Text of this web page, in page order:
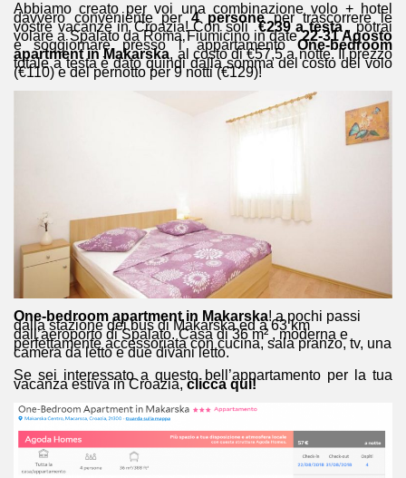
Abbiamo creato per voi una combinazione volo + hotel
davvero conveniente per4 personeper trascorrere le
vostre vacanze in Croazia! Con soli€239 a testa, potrai
volare a Spalato da Roma Fiumicino in date22-31 Agosto
e soggiornare presso l’ appartamentoOne-bedroom
apartment in Makarska, al costo di €57,5 a notte. Il prezzo
totale a testa è dato quindi dalla somma del costo del volo
(€110) e del pernotto per 9 notti (€129)!
One-bedroom apartment in Makarska! a pochi passi
dalla stazione dei bus di Makarska ed a 63 km
dall’aeroporto di Spalato. Casa di 36 m² , moderna e
perfettamente accessoriata con cucina, sala pranzo, tv, una
camera da letto e due divani letto.
Se sei interessato a questo bell’appartamento per la tua
vacanza estiva in Croazia,clicca qui!